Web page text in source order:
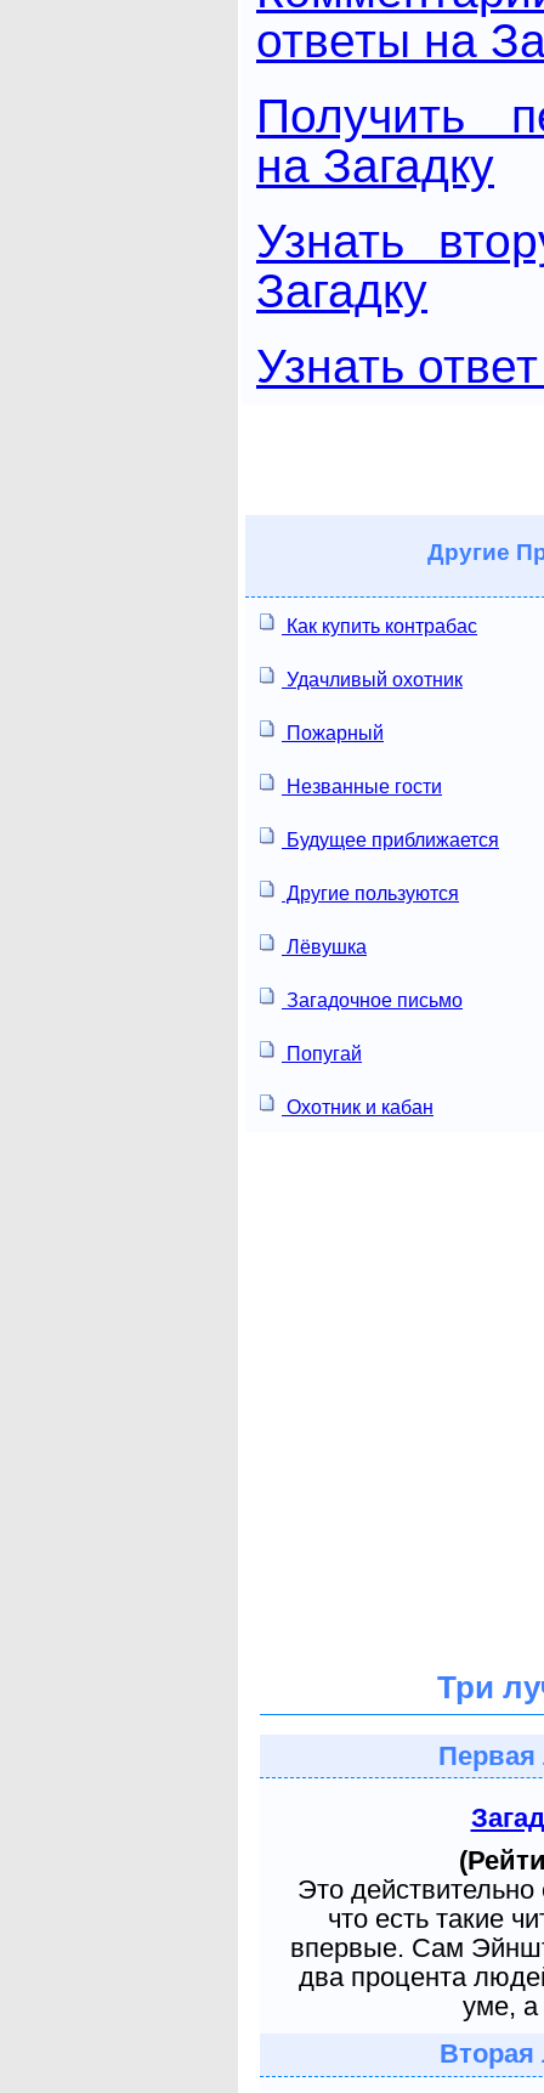
ответы на
Получить
на Загадку
Узнать
Загадку
Узнать
Другие
Как купить контрабас
Удачливый охотник
Пожарный
Незванные гости
Будущее приближается
Другие пользуются
Лёвушка
Загадочное письмо
Попугай
Охотник и кабан
Три
Первая
Это
что есть такие
впервые. Сам
два процента
уме, а
Вторая